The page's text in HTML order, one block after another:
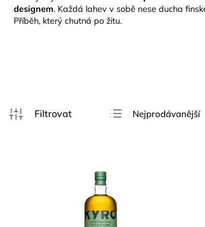
designem. Každá lahev v sobě nese ducha
Příběh, který chutná po žitu.
Nejprodávanější